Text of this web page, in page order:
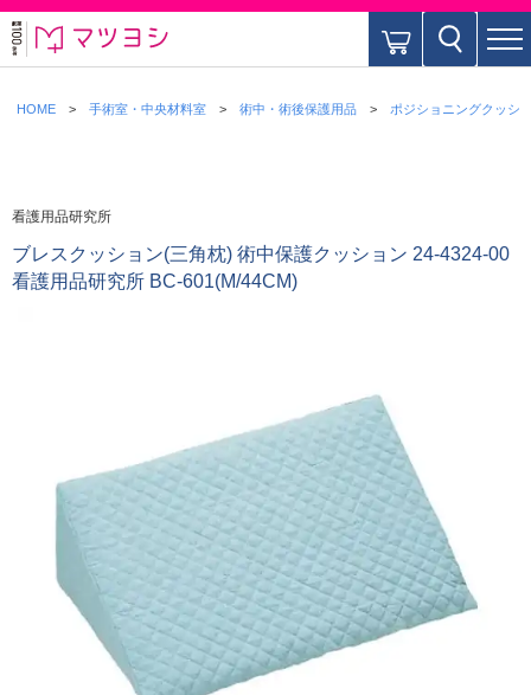
HOME 手術室・中央材料室 術中・術後保護用品 ポジショニングクッシ
看護用品研究所
ブレスクッション(三角枕) 術中保護クッション 24-4324-00
看護用品研究所 BC-601(M/44CM)